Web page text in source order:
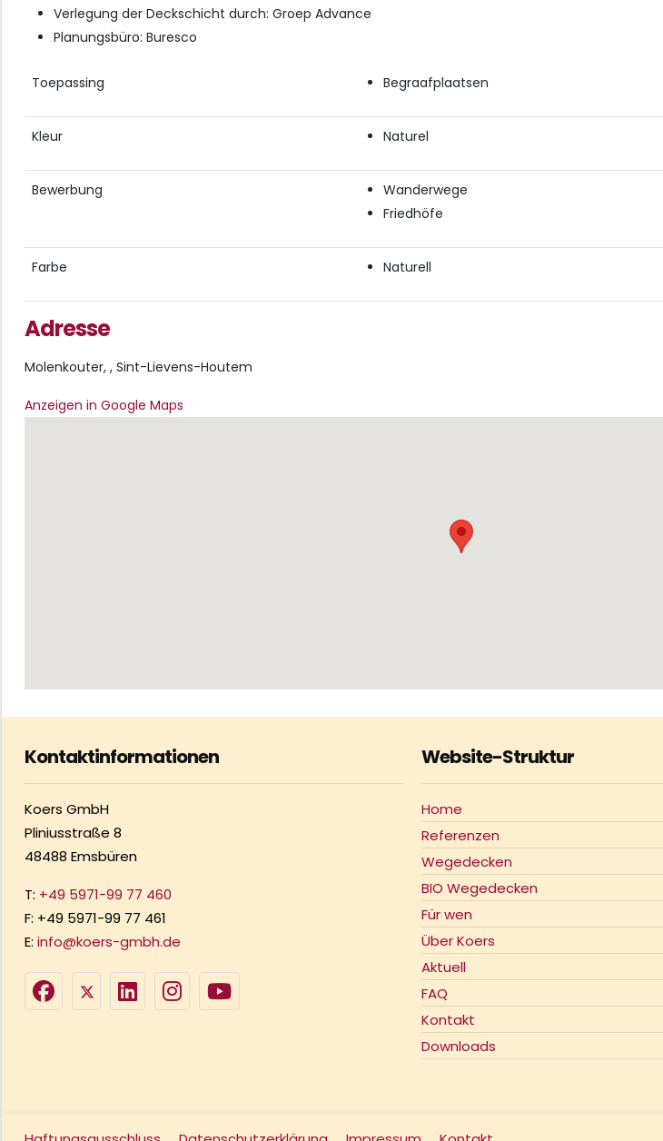
Verlegung der Deckschicht durch: Groep Advance
Planungsbüro: Buresco
Toepassing Begraafplaatsen
Kleur Naturel
Bewerbung
Wanderwege
Friedhöfe
Farbe Naturell
Adresse
Molenkouter, , Sint-Lievens-Houtem
Anzeigen in Google Maps
Kontaktinformationen
Koers GmbH
Pliniusstraße 8
48488 Emsbüren
T: +49 5971-99 77 460
F: +49 5971-99 77 461
E: info@koers-gmbh.de
Website-Struktur
Home
Referenzen
Wegedecken
BIO Wegedecken
Für wen
Über Koers
Aktuell
FAQ
Kontakt
Downloads